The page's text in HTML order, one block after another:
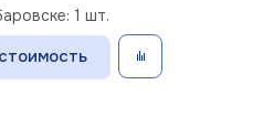
1 шт.